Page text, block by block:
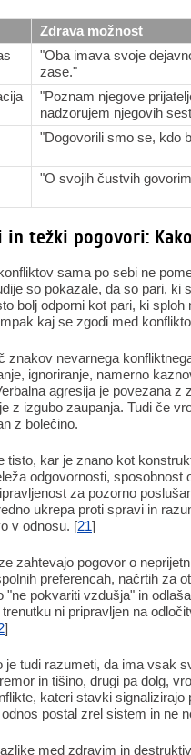
Zdrava možnost
"Oba imava svoje
zase."
"Poznam njegove
nadzorujem njegovih
"Dogovorili smo se, kdo
"O svojih čustvih
težki pogovori:
sama po sebi ne
so pokazale, da so pari, ki
bolj odporni kot pari, ki
kaj se zgodi med
znakov nevarnega
ignoriranje, namerno
agresija je povezana
z izgubo zaupanja. Tudi če
z bolečino.
tisto, kar je znano kot
odgovornosti,
za pozorno
ukrepa proti spravi in
v odnosu. [21]
zahtevajo pogovor o
preferencah, načrtih za
"ne pokvariti vzdušja" in
ni pripravljen na
]
je tudi razumeti, da ima vsak
in tišino, drugi pa dolg,
kateri stavki
postal zrel sistem in ne
med zdravim in